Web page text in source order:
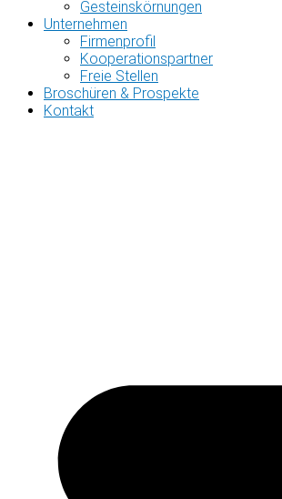
Gesteinskörnungen
Unternehmen
Firmenprofil
Kooperationspartner
Freie Stellen
Broschüren & Prospekte
Kontakt